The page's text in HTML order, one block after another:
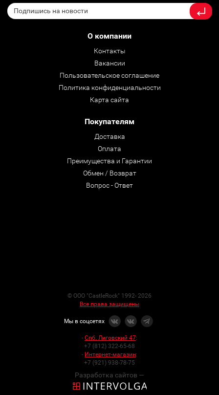
О компании
Контакты
Вакансии
Пользовательское соглашение
Политика конфиденциальности
Карта сайта
Покупателям
Доставка
Оплата
Преимущества и Гарантии
Обмен / Возврат
Вопрос - Ответ
© ООО "CastleRock" 1992- 2026
Все права защищены
Мы в соцсетях
- Спб. Лиговский 47:
+7 (812) 322-65-68
- Интернет-магазин:
+7 (921) 938-78-75
Разработка сайтов —